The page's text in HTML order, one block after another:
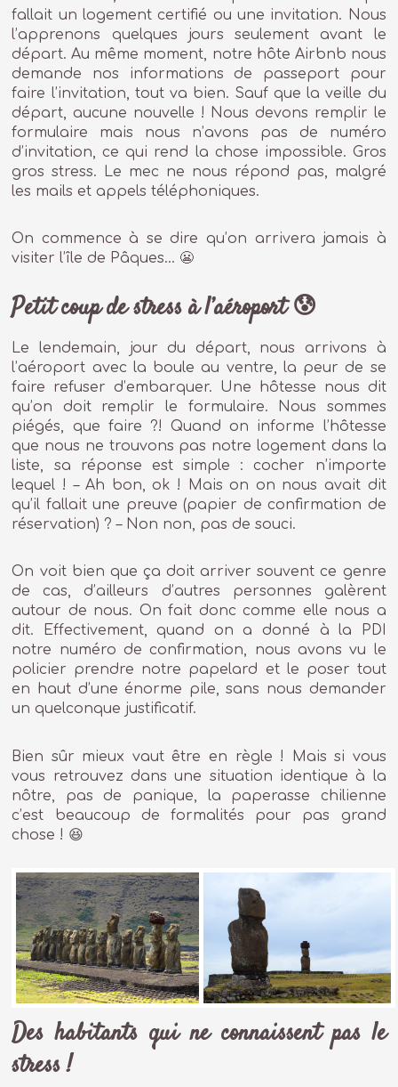
fallait un logement certifié ou une invitation. Nous
l’apprenons quelques jours seulement avant le
départ. Au même moment, notre hôte Airbnb nous
demande nos informations de passeport pour
faire l’invitation, tout va bien. Sauf que la veille du
départ, aucune nouvelle ! Nous devons remplir le
formulaire mais nous n’avons pas de numéro
d’invitation, ce qui rend la chose impossible. Gros
gros stress. Le mec ne nous répond pas, malgré
les mails et appels téléphoniques.
On commence à se dire qu’on arrivera jamais à
visiter l’île de Pâques… 😬
Petit coup de stress à l’aéroport 😰
Le lendemain, jour du départ, nous arrivons à
l’aéroport avec la boule au ventre, la peur de se
faire refuser d’embarquer. Une hôtesse nous dit
qu’on doit remplir le formulaire. Nous sommes
piégés, que faire ?! Quand on informe l’hôtesse
que nous ne trouvons pas notre logement dans la
liste, sa réponse est simple : cocher n’importe
lequel ! – Ah bon, ok ! Mais on on nous avait dit
qu’il fallait une preuve (papier de confirmation de
réservation) ? – Non non, pas de souci.
On voit bien que ça doit arriver souvent ce genre
de cas, d’ailleurs d’autres personnes galèrent
autour de nous. On fait donc comme elle nous a
dit. Effectivement, quand on a donné à la PDI
notre numéro de confirmation, nous avons vu le
policier prendre notre papelard et le poser tout
en haut d’une énorme pile, sans nous demander
un quelconque justificatif.
Bien sûr mieux vaut être en règle ! Mais si vous
vous retrouvez dans une situation identique à la
nôtre, pas de panique, la paperasse chilienne
c’est beaucoup de formalités pour pas grand
chose ! 😆
Des habitants qui ne connaissent pas le
stress !